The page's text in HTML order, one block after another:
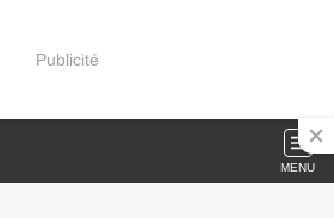
Publicité
MENU